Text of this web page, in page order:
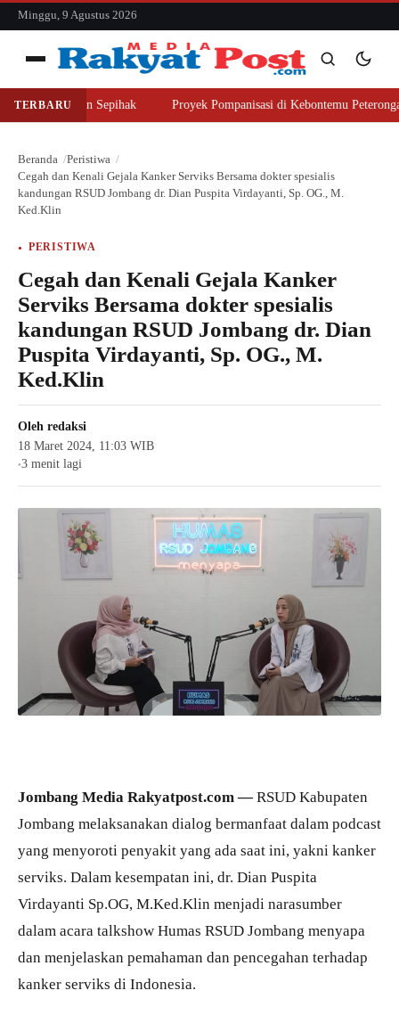
konten
Minggu, 9 Agustus 2026
Menu
Cari
Cari
TERBARU
Lahan Sepihak Proyek Pompanisasi di Kebontemu Peterongan
Beranda
Peristiwa
Cegah dan Kenali Gejala Kanker Serviks Bersama dokter spesialis
kandungan RSUD Jombang dr. Dian Puspita Virdayanti, Sp. OG., M.
Ked.Klin
PERISTIWA
Cegah dan Kenali Gejala Kanker
Serviks Bersama dokter spesialis
kandungan RSUD Jombang dr. Dian
Puspita Virdayanti, Sp. OG., M.
Ked.Klin
Oleh redaksi
18 Maret 2024, 11:03 WIB
●3 menit lagi
Jombang Media Rakyatpost.com —RSUD Kabupaten
Jombang melaksanakan dialog bermanfaat dalam podcast
yang menyoroti penyakit yang ada saat ini, yakni kanker
serviks. Dalam kesempatan ini, dr. Dian Puspita
Virdayanti Sp.OG, M.Ked.Klin menjadi narasumber
dalam acara talkshow Humas RSUD Jombang menyapa
dan menjelaskan pemahaman dan pencegahan terhadap
kanker serviks di Indonesia.